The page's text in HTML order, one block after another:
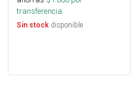
transferencia.
Sin stock disponible